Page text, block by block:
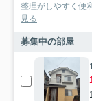
整理がしやすく便
見る
募集中の部屋